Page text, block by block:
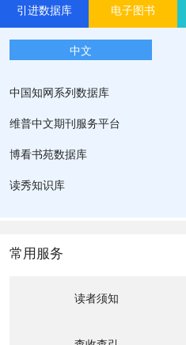
引进数据库 电子图书
中文
中国知网系列数据库
维普中文期刊服务平台
博看书苑数据库
读秀知识库
常用服务
读者须知